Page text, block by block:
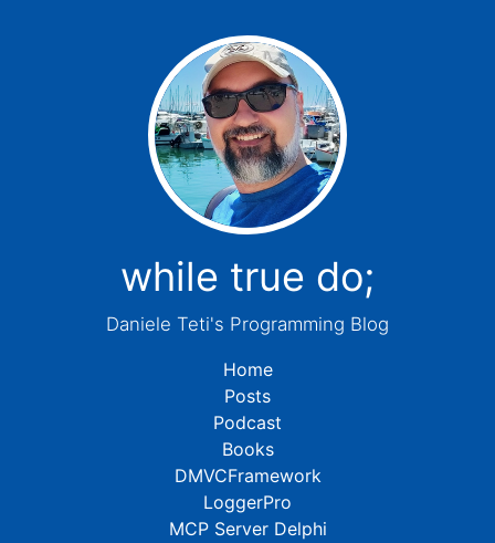
while true do;
Daniele Teti's Programming Blog
Home
Posts
Podcast
Books
DMVCFramework
LoggerPro
MCP Server Delphi